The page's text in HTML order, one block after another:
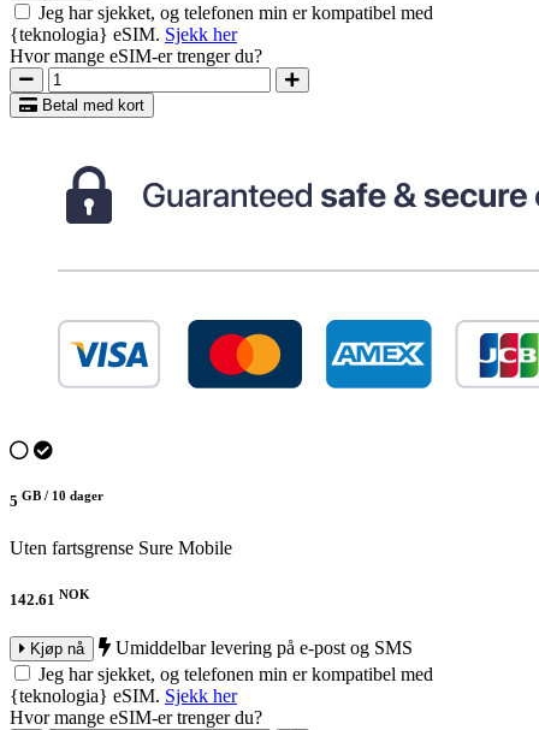
Jeg har sjekket, og telefonen min er kompatibel med
{teknologia} eSIM. Sjekk her
Hvor mange eSIM-er trenger du?
Betal med kort
5 GB / 10 dager
Uten fartsgrense Sure Mobile
142.61 NOK
Kjøp nå
Umiddelbar levering på e-post og SMS
Jeg har sjekket, og telefonen min er kompatibel med
{teknologia} eSIM. Sjekk her
Hvor mange eSIM-er trenger du?